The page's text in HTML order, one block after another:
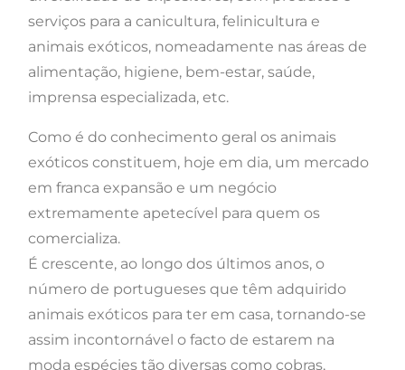
serviços para a canicultura, felinicultura e
animais exóticos, nomeadamente nas áreas de
alimentação, higiene, bem-estar, saúde,
imprensa especializada, etc.
Como é do conhecimento geral os animais
exóticos constituem, hoje em dia, um mercado
em franca expansão e um negócio
extremamente apetecível para quem os
comercializa.
É crescente, ao longo dos últimos anos, o
número de portugueses que têm adquirido
animais exóticos para ter em casa, tornando-se
assim incontornável o facto de estarem na
moda espécies tão diversas como cobras,